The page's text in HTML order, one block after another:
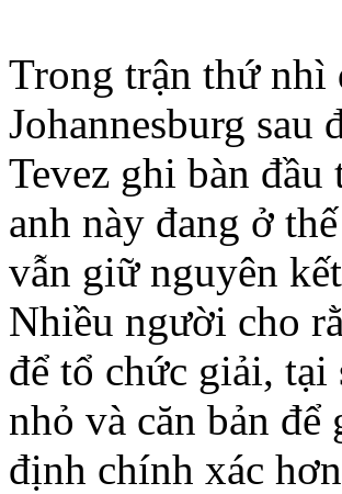
Trong trận thứ nhì
Johannesburg
Tevez ghi bàn
anh này đang ở
vẫn giữ nguyên
Nhiều người cho
để tổ chức giải,
nhỏ và căn bản
định chính xác